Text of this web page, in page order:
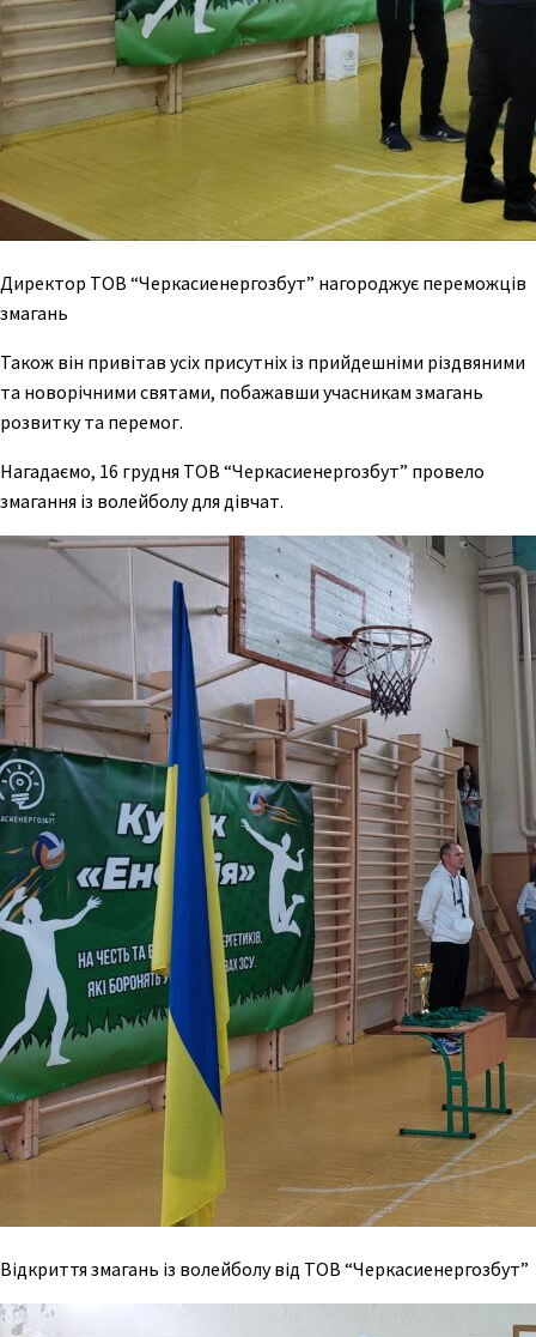
Директор ТОВ “Черкасиенергозбут” нагороджує переможців
змагань
Також він привітав усіх присутніх із прийдешніми різдвяними
та новорічними святами, побажавши учасникам змагань
розвитку та перемог.
Нагадаємо, 16 грудня ТОВ “Черкасиенергозбут” провело
змагання із волейболу для дівчат.
Відкриття змагань із волейболу від ТОВ “Черкасиенергозбут”